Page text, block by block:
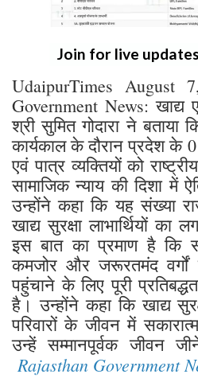
Join for live
UdaipurTimes August
Government News: खाद्य
श्री सुमित गोदारा ने
कार्यकाल के दौरान प्रदेश के
एवं पात्र व्यक्तियों को
सामाजिक न्याय की दिशा में
उन्होंने कहा कि यह संख्या
खाद्य सुरक्षा लाभार्थियों
इस बात का प्रमाण है
कमजोर और जरूरतमंद
पहुंचाने के लिए पूरी
है। उन्होंने कहा कि खाद्य
परिवारों के जीवन में
उन्हें सम्मानपूर्वक जीवन
Rajasthan Government